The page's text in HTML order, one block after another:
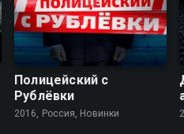
7.9 7.2
Полицейский с
Рублёвки
2016, Россия, Новинки